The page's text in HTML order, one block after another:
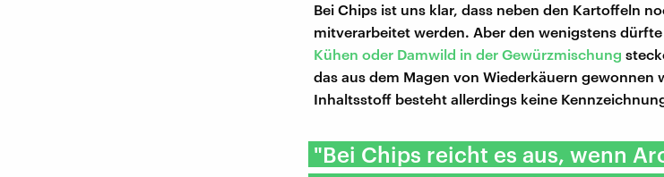
Bei Chips ist uns klar, dass neben den Kartoffeln
mitverarbeitet werden. Aber den wenigstens
Kühen oder Damwild in der Gewürzmischung
das aus dem Magen von Wiederkäuern gewonnen
Inhaltsstoff besteht allerdings keine
"Bei Chips reicht es aus, wenn